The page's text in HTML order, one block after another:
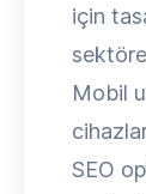
için
Mobil
SEO